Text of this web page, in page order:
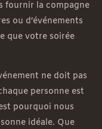
fournir la compagne
ou d’événements
que votre soirée
ne doit pas
personne est
pourquoi nous
idéale. Que